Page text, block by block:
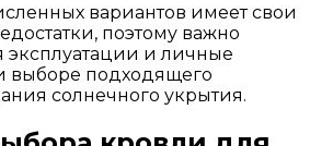
вариантов имеет свои
поэтому важно
эксплуатации и личные
выборе подходящего
солнечного укрытия.